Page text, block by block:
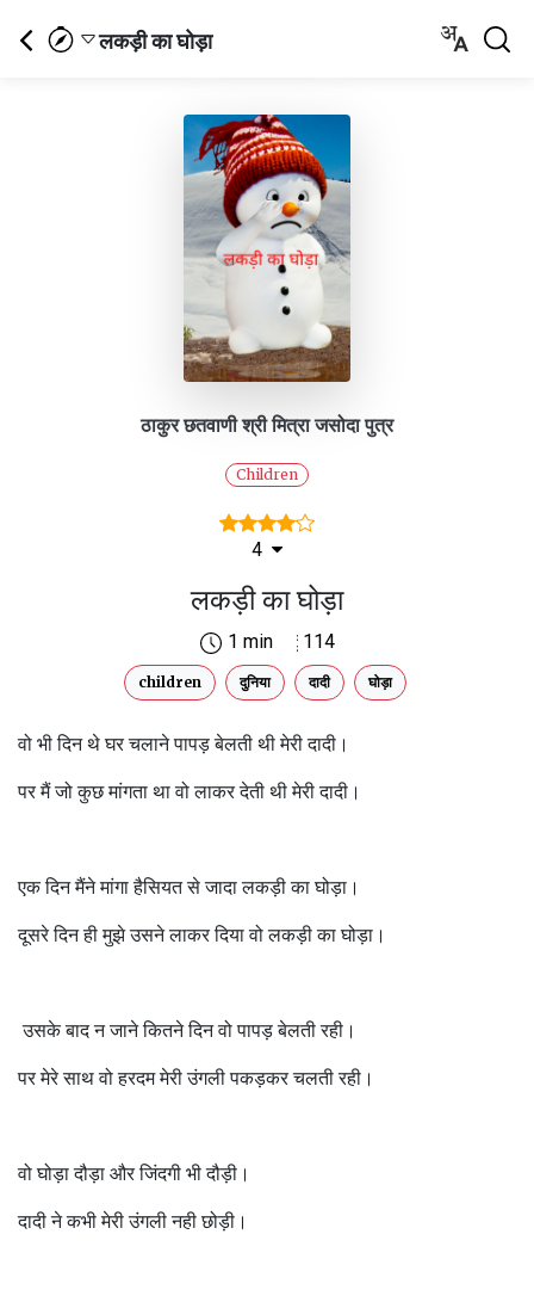
लकड़ी का घोड़ा
ठाकुर छतवाणी श्री मित्रा जसोदा पुत्र
Children
4
लकड़ी का घोड़ा
1 min 114
children दुनिया दादी घोड़ा
वो भी दिन थे घर चलाने पापड़ बेलती थी मेरी दादी।
पर मैं जो कुछ मांगता था वो लाकर देती थी मेरी दादी।
एक दिन मैंने मांगा हैसियत से जादा लकड़ी का घोड़ा।
दूसरे दिन ही मुझे उसने लाकर दिया वो लकड़ी का घोड़ा।
उसके बाद न जाने कितने दिन वो पापड़ बेलती रही।
पर मेरे साथ वो हरदम मेरी उंगली पकड़कर चलती रही।
वो घोड़ा दौड़ा और जिंदगी भी दौड़ी।
दादी ने कभी मेरी उंगली नही छोड़ी।